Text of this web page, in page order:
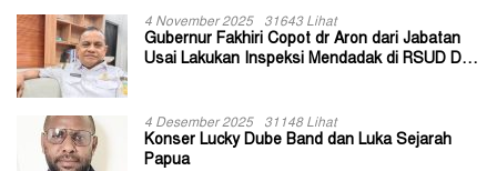
4 November 2025 31643 Lihat
Gubernur Fakhiri Copot dr Aron dari Jabatan
Usai Lakukan Inspeksi Mendadak di RSUD Dok
4 Desember 2025 31148 Lihat
Konser Lucky Dube Band dan Luka Sejarah
Papua